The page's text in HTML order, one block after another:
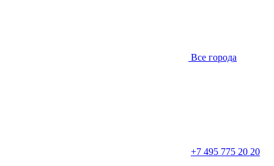
Все города
+7 495 775 20 20